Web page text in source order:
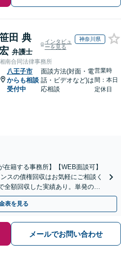
田 典
宏 弁護士
インタビュ
ーを見る
神奈川県
南合同法律事務所
八王子市
からも相談
受付中
面談方法(対面・電
話・ビデオなど)は
応相談
営業時
間：本日
定休日
在籍する事務所】【WEB面談可】
スの債権回収はお気軽にご相談く
全額回収した実績あり。単発のご
ります
表を見る
メールでお問い合わせ